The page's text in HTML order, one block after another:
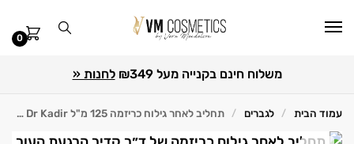
0
משלוח חינם בקנייה מעל ₪349 לחנות «
עמוד הבית / לגברים / תחליב לאחר גילוח כריזמה 125 מ"ל Dr Kadir ד״ר קדיר